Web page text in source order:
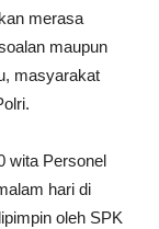
merasa
maupun
masyarakat
wita Personel
hari di
oleh SPK